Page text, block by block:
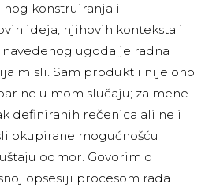
konstruiranja i
ideja, njihovih konteksta i
ugoda je radna
misli. Sam produkt i nije ono
ne u mom slučaju; za mene
definiranih rečenica ali ne i
okupirane mogućnošću
odmor. Govorim o
opsesiji procesom rada.